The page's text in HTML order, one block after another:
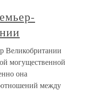
Великобритании
могущественной
она
между